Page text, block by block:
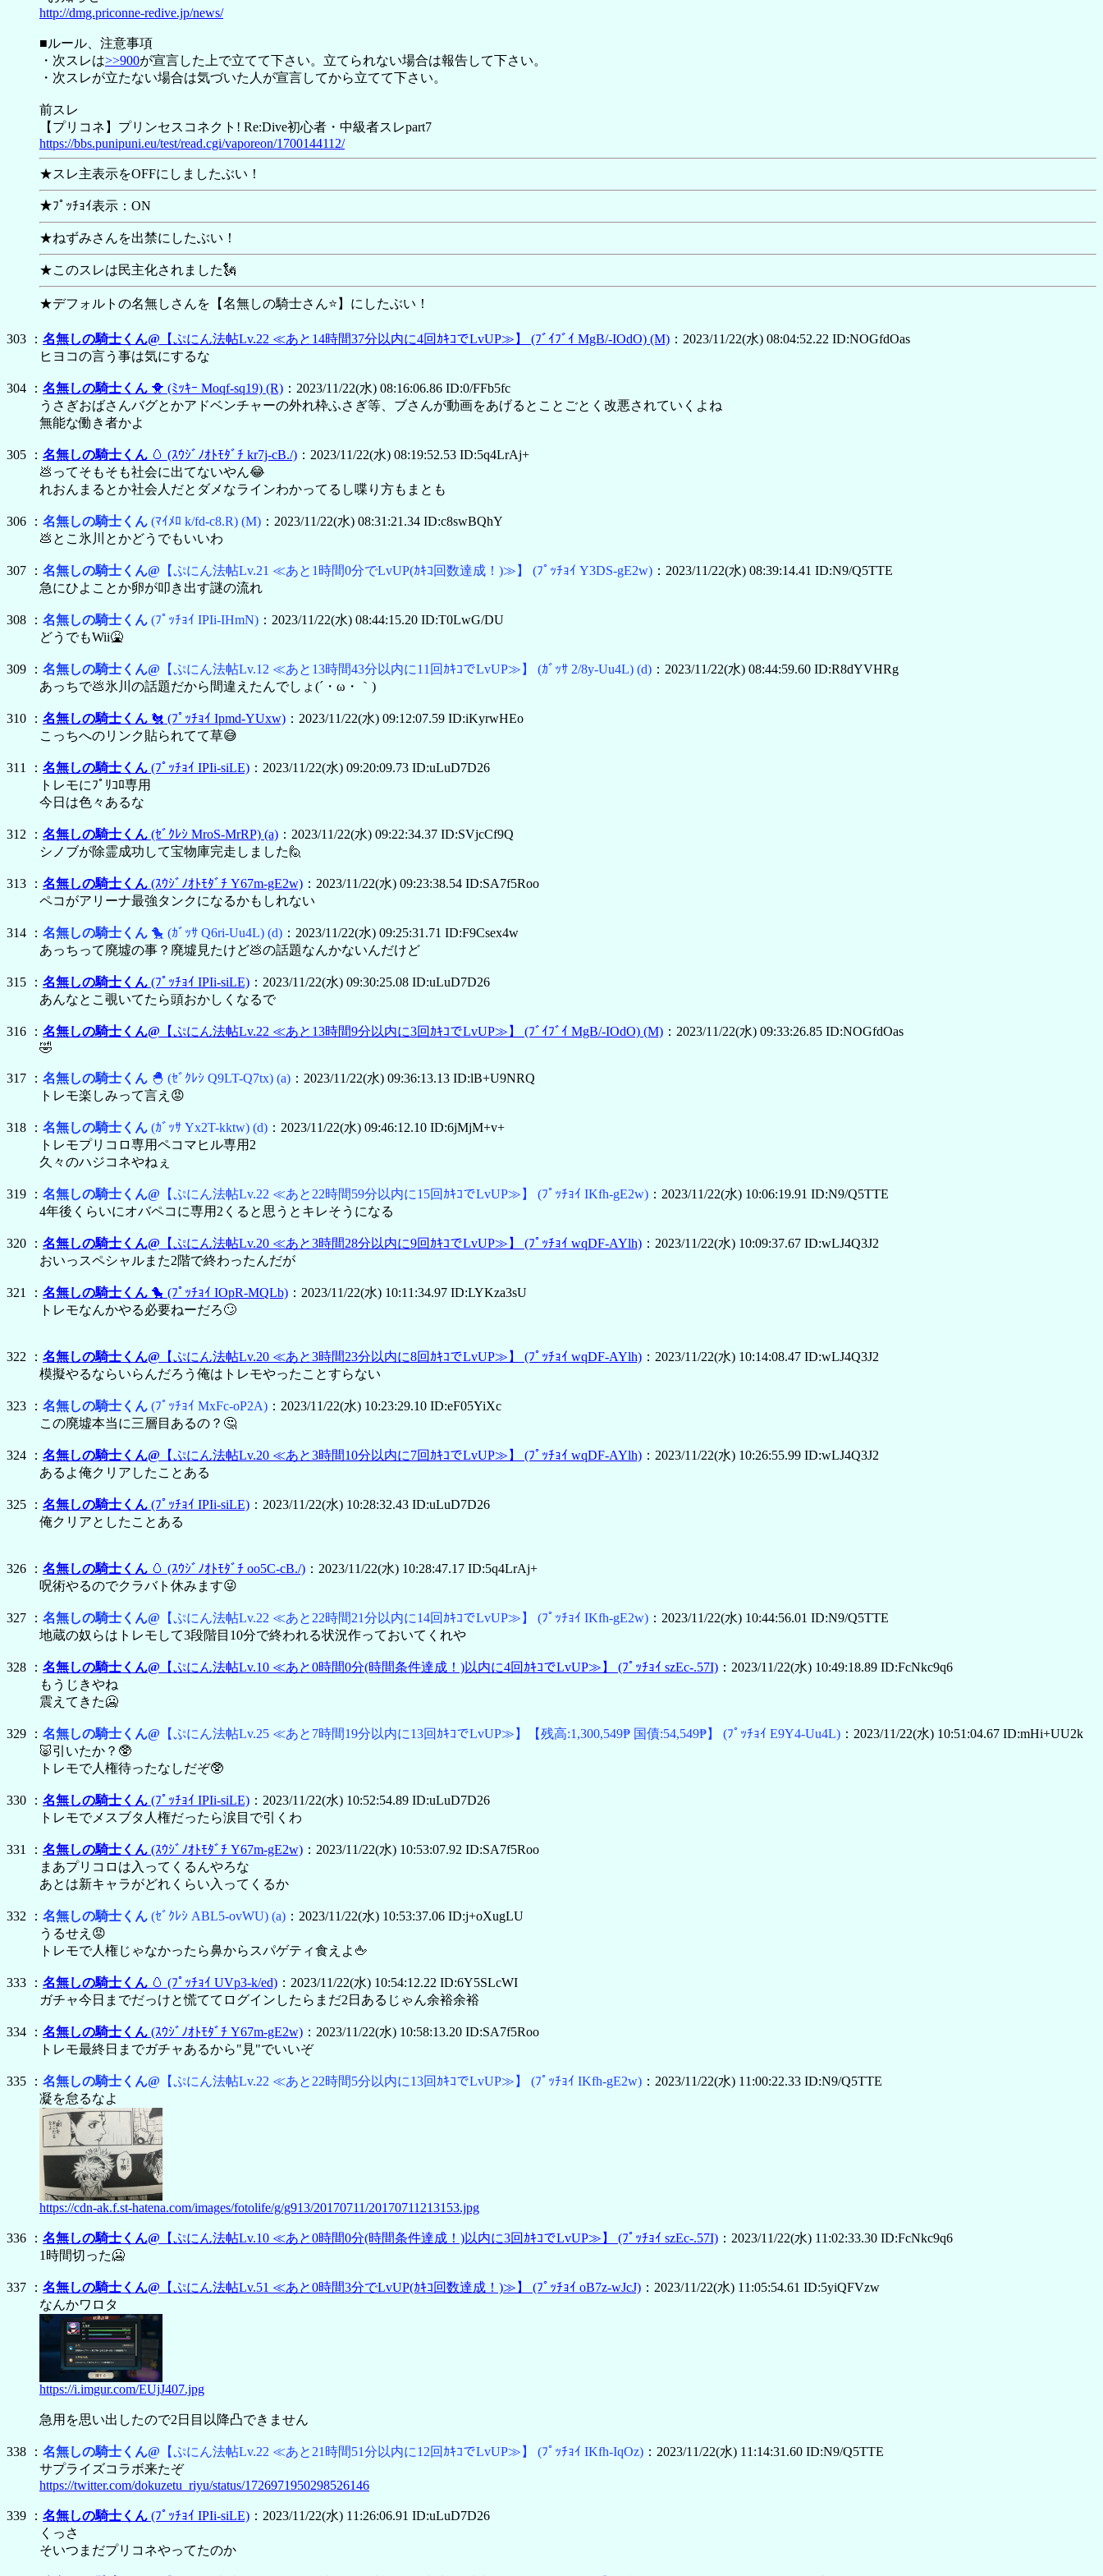
http://dmg.priconne-redive.jp/news/
■ルール、注意事項
・次スレは>>900が宣言した上で立てて下さい。立てられない場合は報告して下さい。
・次スレが立たない場合は気づいた人が宣言してから立てて下さい。
前スレ
【プリコネ】プリンセスコネクト! Re:Dive初心者・中級者スレpart7
https://bbs.punipuni.eu/test/read.cgi/vaporeon/1700144112/
★スレ主表示をOFFにしましたぶい！
★ﾌﾟｯﾁｮｲ表示：ON
★ねずみさんを出禁にしたぶい！
★このスレは民主化されました🗽
★デフォルトの名無しさんを【名無しの騎士さん⭐】にしたぶい！
303 ： 名無しの騎士くん@ 【ぷにん法帖Lv.22 ≪あと14時間37分以内に4回ｶｷｺでLvUP≫】 (ﾌﾞｲﾌﾞｲ MgB/-IOdO) (M) ：2023/11/22(水) 08:04:52.22 ID:NOGfdOas
ヒヨコの言う事は気にするな
304 ： 名無しの騎士くん 🐥 (ﾐｯｷｰ Moqf-sq19) (R) ：2023/11/22(水) 08:16:06.86 ID:0/FFb5fc
うさぎおばさんバグとかアドベンチャーの外れ枠ふさぎ等、ブさんが動画をあげるとことごとく改悪されていくよね
無能な働き者かよ
305 ： 名無しの騎士くん 🥚 (ｽｳｼﾞﾉｵﾄﾓﾀﾞﾁ kr7j-cB./) ：2023/11/22(水) 08:19:52.53 ID:5q4LrAj+
💩ってそもそも社会に出てないやん😂
れおんまるとか社会人だとダメなラインわかってるし喋り方もまとも
306 ： 名無しの騎士くん (ﾏｲﾒﾛ k/fd-c8.R) (M) ：2023/11/22(水) 08:31:21.34 ID:c8swBQhY
💩とこ氷川とかどうでもいいわ
307 ： 名無しの騎士くん@ 【ぷにん法帖Lv.21 ≪あと1時間0分でLvUP(ｶｷｺ回数達成！)≫】 (ﾌﾟｯﾁｮｲ Y3DS-gE2w) ：2023/11/22(水) 08:39:14.41 ID:N9/Q5TTE
急にひよことか卵が叩き出す謎の流れ
308 ： 名無しの騎士くん (ﾌﾟｯﾁｮｲ IPIi-IHmN) ：2023/11/22(水) 08:44:15.20 ID:T0LwG/DU
どうでもWii🤮
309 ： 名無しの騎士くん@ 【ぷにん法帖Lv.12 ≪あと13時間43分以内に11回ｶｷｺでLvUP≫】 (ｶﾞｯｻ 2/8y-Uu4L) (d) ：2023/11/22(水) 08:44:59.60 ID:R8dYVHRg
あっちで💩氷川の話題だから間違えたんでしょ(´・ω・｀)
310 ： 名無しの騎士くん 🐔 (ﾌﾟｯﾁｮｲ Ipmd-YUxw) ：2023/11/22(水) 09:12:07.59 ID:iKyrwHEo
こっちへのリンク貼られてて草😅
311 ： 名無しの騎士くん (ﾌﾟｯﾁｮｲ IPIi-siLE) ：2023/11/22(水) 09:20:09.73 ID:uLuD7D26
トレモにﾌﾟﾘｺﾛ専用
今日は色々あるな
312 ： 名無しの騎士くん (ｾﾞｸﾚｼ MroS-MrRP) (a) ：2023/11/22(水) 09:22:34.37 ID:SVjcCf9Q
シノブが除霊成功して宝物庫完走しました🙋
313 ： 名無しの騎士くん (ｽｳｼﾞﾉｵﾄﾓﾀﾞﾁ Y67m-gE2w) ：2023/11/22(水) 09:23:38.54 ID:SA7f5Roo
ペコがアリーナ最強タンクになるかもしれない
314 ： 名無しの騎士くん 🐤 (ｶﾞｯｻ Q6ri-Uu4L) (d) ：2023/11/22(水) 09:25:31.71 ID:F9Csex4w
あっちって廃墟の事？廃墟見たけど💩の話題なんかないんだけど
315 ： 名無しの騎士くん (ﾌﾟｯﾁｮｲ IPIi-siLE) ：2023/11/22(水) 09:30:25.08 ID:uLuD7D26
あんなとこ覗いてたら頭おかしくなるで
316 ： 名無しの騎士くん@ 【ぷにん法帖Lv.22 ≪あと13時間9分以内に3回ｶｷｺでLvUP≫】 (ﾌﾞｲﾌﾞｲ MgB/-IOdO) (M) ：2023/11/22(水) 09:33:26.85 ID:NOGfdOas
🤣
317 ： 名無しの騎士くん 🐣 (ｾﾞｸﾚｼ Q9LT-Q7tx) (a) ：2023/11/22(水) 09:36:13.13 ID:lB+U9NRQ
トレモ楽しみって言え😡
318 ： 名無しの騎士くん (ｶﾞｯｻ Yx2T-kktw) (d) ：2023/11/22(水) 09:46:12.10 ID:6jMjM+v+
トレモプリコロ専用ペコマヒル専用2
久々のハジコネやねぇ
319 ： 名無しの騎士くん@ 【ぷにん法帖Lv.22 ≪あと22時間59分以内に15回ｶｷｺでLvUP≫】 (ﾌﾟｯﾁｮｲ IKfh-gE2w) ：2023/11/22(水) 10:06:19.91 ID:N9/Q5TTE
4年後くらいにオバペコに専用2くると思うとキレそうになる
320 ： 名無しの騎士くん@ 【ぷにん法帖Lv.20 ≪あと3時間28分以内に9回ｶｷｺでLvUP≫】 (ﾌﾟｯﾁｮｲ wqDF-AYlh) ：2023/11/22(水) 10:09:37.67 ID:wLJ4Q3J2
おいっスペシャルまた2階で終わったんだが
321 ： 名無しの騎士くん 🐤 (ﾌﾟｯﾁｮｲ IOpR-MQLb) ：2023/11/22(水) 10:11:34.97 ID:LYKza3sU
トレモなんかやる必要ねーだろ🙄
322 ： 名無しの騎士くん@ 【ぷにん法帖Lv.20 ≪あと3時間23分以内に8回ｶｷｺでLvUP≫】 (ﾌﾟｯﾁｮｲ wqDF-AYlh) ：2023/11/22(水) 10:14:08.47 ID:wLJ4Q3J2
模擬やるならいらんだろう俺はトレモやったことすらない
323 ： 名無しの騎士くん (ﾌﾟｯﾁｮｲ MxFc-oP2A) ：2023/11/22(水) 10:23:29.10 ID:eF05YiXc
この廃墟本当に三層目あるの？🤔
324 ： 名無しの騎士くん@ 【ぷにん法帖Lv.20 ≪あと3時間10分以内に7回ｶｷｺでLvUP≫】 (ﾌﾟｯﾁｮｲ wqDF-AYlh) ：2023/11/22(水) 10:26:55.99 ID:wLJ4Q3J2
あるよ俺クリアしたことある
325 ： 名無しの騎士くん (ﾌﾟｯﾁｮｲ IPIi-siLE) ：2023/11/22(水) 10:28:32.43 ID:uLuD7D26
俺クリアとしたことある
326 ： 名無しの騎士くん 🥚 (ｽｳｼﾞﾉｵﾄﾓﾀﾞﾁ oo5C-cB./) ：2023/11/22(水) 10:28:47.17 ID:5q4LrAj+
呪術やるのでクラバト休みます😜
327 ： 名無しの騎士くん@ 【ぷにん法帖Lv.22 ≪あと22時間21分以内に14回ｶｷｺでLvUP≫】 (ﾌﾟｯﾁｮｲ IKfh-gE2w) ：2023/11/22(水) 10:44:56.01 ID:N9/Q5TTE
地蔵の奴らはトレモして3段階目10分で終われる状況作っておいてくれや
328 ： 名無しの騎士くん@ 【ぷにん法帖Lv.10 ≪あと0時間0分(時間条件達成！)以内に4回ｶｷｺでLvUP≫】 (ﾌﾟｯﾁｮｲ szEc-.57I) ：2023/11/22(水) 10:49:18.89 ID:FcNkc9q6
もうじきやね
震えてきた🥶
329 ： 名無しの騎士くん@ 【ぷにん法帖Lv.25 ≪あと7時間19分以内に13回ｶｷｺでLvUP≫】 【残高:1,300,549₱ 国債:54,549₱】 (ﾌﾟｯﾁｮｲ E9Y4-Uu4L) ：2023/11/22(水) 10:51:04.67 ID:mHi+UU2k
🐷引いたか？🥸
トレモで人権待ったなしだぞ🥸
330 ： 名無しの騎士くん (ﾌﾟｯﾁｮｲ IPIi-siLE) ：2023/11/22(水) 10:52:54.89 ID:uLuD7D26
トレモでメスブタ人権だったら涙目で引くわ
331 ： 名無しの騎士くん (ｽｳｼﾞﾉｵﾄﾓﾀﾞﾁ Y67m-gE2w) ：2023/11/22(水) 10:53:07.92 ID:SA7f5Roo
まあプリコロは入ってくるんやろな
あとは新キャラがどれくらい入ってくるか
332 ： 名無しの騎士くん (ｾﾞｸﾚｼ ABL5-ovWU) (a) ：2023/11/22(水) 10:53:37.06 ID:j+oXugLU
うるせえ😡
トレモで人権じゃなかったら鼻からスパゲティ食えよ🖕
333 ： 名無しの騎士くん 🥚 (ﾌﾟｯﾁｮｲ UVp3-k/ed) ：2023/11/22(水) 10:54:12.22 ID:6Y5SLcWI
ガチャ今日までだっけと慌ててログインしたらまだ2日あるじゃん余裕余裕
334 ： 名無しの騎士くん (ｽｳｼﾞﾉｵﾄﾓﾀﾞﾁ Y67m-gE2w) ：2023/11/22(水) 10:58:13.20 ID:SA7f5Roo
トレモ最終日までガチャあるから"見"でいいぞ
335 ： 名無しの騎士くん@ 【ぷにん法帖Lv.22 ≪あと22時間5分以内に13回ｶｷｺでLvUP≫】 (ﾌﾟｯﾁｮｲ IKfh-gE2w) ：2023/11/22(水) 11:00:22.33 ID:N9/Q5TTE
凝を怠るなよ
https://cdn-ak.f.st-hatena.com/images/fotolife/g/g913/20170711/20170711213153.jpg
336 ： 名無しの騎士くん@ 【ぷにん法帖Lv.10 ≪あと0時間0分(時間条件達成！)以内に3回ｶｷｺでLvUP≫】 (ﾌﾟｯﾁｮｲ szEc-.57I) ：2023/11/22(水) 11:02:33.30 ID:FcNkc9q6
1時間切った🥶
337 ： 名無しの騎士くん@ 【ぷにん法帖Lv.51 ≪あと0時間3分でLvUP(ｶｷｺ回数達成！)≫】 (ﾌﾟｯﾁｮｲ oB7z-wJcJ) ：2023/11/22(水) 11:05:54.61 ID:5yiQFVzw
なんかワロタ
https://i.imgur.com/EUjJ407.jpg
急用を思い出したので2日目以降凸できません
338 ： 名無しの騎士くん@ 【ぷにん法帖Lv.22 ≪あと21時間51分以内に12回ｶｷｺでLvUP≫】 (ﾌﾟｯﾁｮｲ IKfh-IqOz) ：2023/11/22(水) 11:14:31.60 ID:N9/Q5TTE
サプライズコラボ来たぞ
https://twitter.com/dokuzetu_riyu/status/1726971950298526146
339 ： 名無しの騎士くん (ﾌﾟｯﾁｮｲ IPIi-siLE) ：2023/11/22(水) 11:26:06.91 ID:uLuD7D26
くっさ
そいつまだプリコネやってたのか